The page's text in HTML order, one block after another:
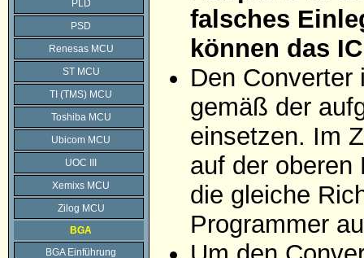
PLD
PSD
Renesas MCU
ST MCU
TI (TMS) MCU
Toshiba MCU
Ubicom MCU
UOC III
Xemixs MCU
Zilog MCU
BGA
BGA Einführung
falsches
können das
Den
gemäß der
einsetzen. Im
auf der
die gleiche
Programmer